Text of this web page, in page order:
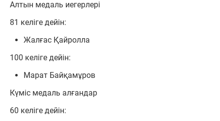
Алтын медаль иегерлері
81 келіге дейін:
Жалғас Қайролла
100 келіге дейін:
Марат Байқамұров
Күміс медаль алғандар
60 келіге дейін: